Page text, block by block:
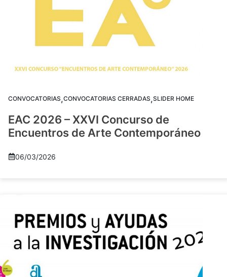
CONVOCATORIAS,CONVOCATORIAS CERRADAS,SLIDER HOME
EAC 2026 – XXVI Concurso de
Encuentros de Arte Contemporáneo
06/03/2026